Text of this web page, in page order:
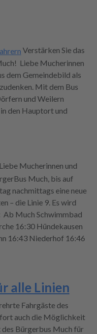
Verstärken Sie das
Liebe Mucherinnen
dem Gemeindebild als
Mit dem Bus
und Weilern
den Hauptort und
Mucherinnen und
Much, bis auf
nachmittags eine neue
– die Linie 9. Es wird
Ab Much Schwimmbad
16:30 Hündekausen
16:43 Niederhof 16:46
alle Linien
Fahrgäste des
auch die Möglichkeit
Bürgerbus Much für